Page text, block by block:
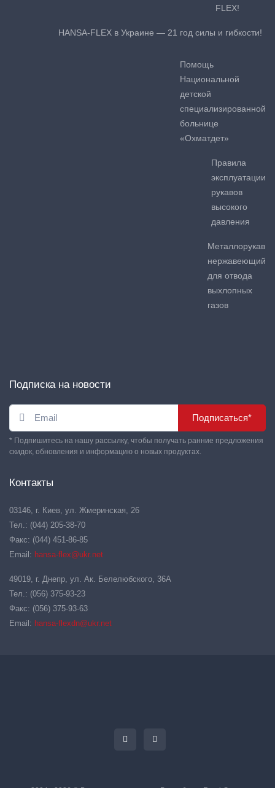
FLEX!
HANSA-FLEX в Украине — 21 год силы и гибкости!
Помощь
Национальной
детской
специализированной
больнице
«Охматдет»
Правила
эксплуатации
рукавов
высокого
давления
Металлорукав
нержавеющий
для отвода
выхлопных
газов
Подписка на новости
Подписаться*
* Подпишитесь на нашу рассылку, чтобы получать ранние предложения
скидок, обновления и информацию о новых продуктах.
Контакты
03146, г. Киев, ул. Жмеринская, 26
Тел.: (044) 205-38-70
Факс: (044) 451-86-85
Email: hansa-flex@ukr.net
49019, г. Днепр, ул. Ак. Белелюбского, 36А
Тел.: (056) 375-93-23
Факс: (056) 375-93-63
Email: hansa-flexdn@ukr.net